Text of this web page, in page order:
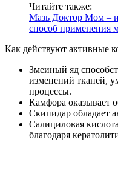
Читайте также:
Мазь Доктор Мом –
способ применения
Как действуют активные
Змеиный яд
изменений тканей,
процессы.
Камфора оказывает
Скипидар обладает
Салициловая
благодаря